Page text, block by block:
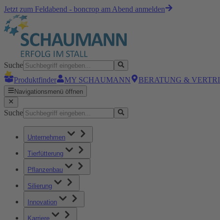
Jetzt zum Feldabend - boncrop am Abend anmelden
Suche
Produktfinder
MY SCHAUMANN BERATUNG &
Navigationsmenü öffnen
Suche
Unternehmen
Tierfütterung
Pflanzenbau
Silierung
Innovation
Karriere